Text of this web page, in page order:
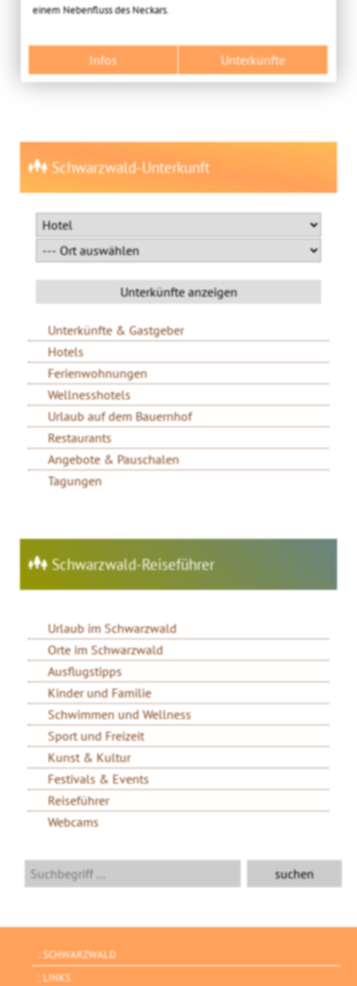
einem Nebenfluss des Neckars.
Infos Unterkünfte
Schwarzwald-Unterkunft
Unterkünfte & Gastgeber
Hotels
Ferienwohnungen
Wellnesshotels
Urlaub auf dem Bauernhof
Restaurants
Angebote & Pauschalen
Tagungen
Schwarzwald-Reiseführer
Urlaub im Schwarzwald
Orte im Schwarzwald
Ausflugstipps
Kinder und Familie
Schwimmen und Wellness
Sport und Freizeit
Kunst & Kultur
Festivals & Events
Reiseführer
Webcams
SCHWARZWALD
LINKS